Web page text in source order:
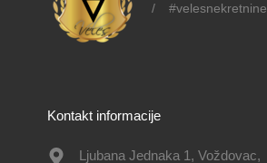
/ #velesnekretnine
Kontakt informacije
Ljubana Jednaka 1, Voždovac,